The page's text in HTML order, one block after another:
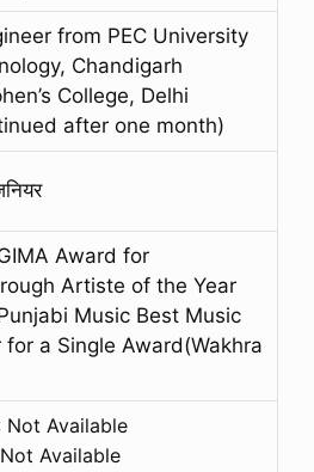
from PEC University
Chandigarh
College, Delhi
after one month)
Award for
Artiste of the Year
Music Best Music
for a Single Award(Wakhra
Not Available
Available